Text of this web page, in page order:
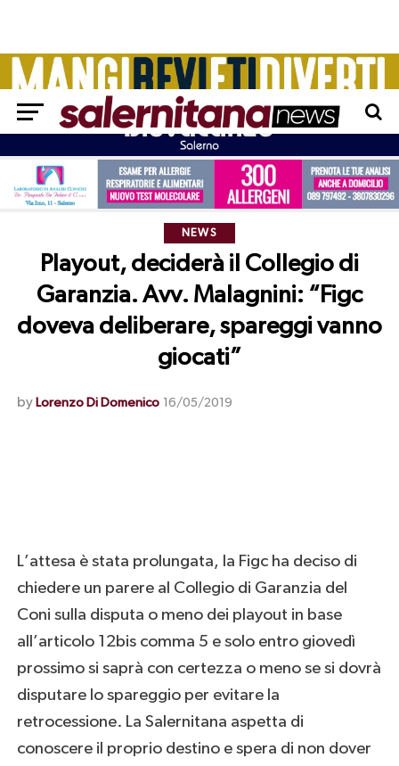
NEWS
Playout, deciderà il Collegio di
Garanzia. Avv. Malagnini: “Figc
doveva deliberare, spareggi vanno
giocati”
by Lorenzo Di Domenico 16/05/2019
L’attesa è stata prolungata, la Figc ha deciso di
chiedere un parere al Collegio di Garanzia del
Coni sulla disputa o meno dei playout in base
all’articolo 12bis comma 5 e solo entro giovedì
prossimo si saprà con certezza o meno se si dovrà
disputare lo spareggio per evitare la
retrocessione. La Salernitana aspetta di
conoscere il proprio destino e spera di non dover